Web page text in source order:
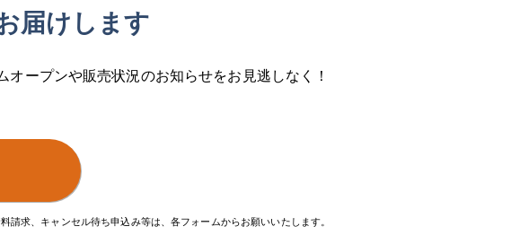
届けします
オープンや販売状況のお知らせをお見逃しなく！
求、キャンセル待ち申込み等は、各フォームからお願いいたします。